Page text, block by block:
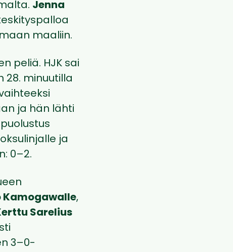
Jenna
maaliin.
peliä. HJK sai
28. minuutilla
ja hän lähti
ja
0–2.
Kamogawalle,
Sarelius
3–0-